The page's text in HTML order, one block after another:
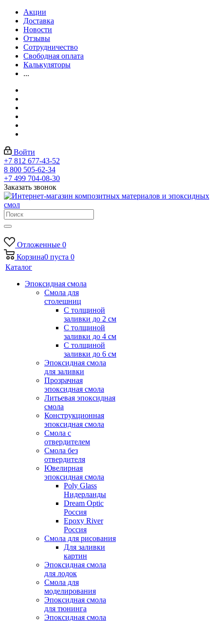
Акции
Доставка
Новости
Отзывы
Сотрудничество
Свободная оплата
Калькуляторы
...
Войти
+7 812 677-43-52
8 800 505-62-34
+7 499 704-08-30
Заказать звонок
Отложенные 0
Корзина0 пуста 0
Каталог
Эпоксидная смола
Смола для
столешниц
С толщиной
заливки до 2 см
С толщиной
заливки до 4 см
С толщиной
заливки до 6 см
Эпоксидная смола
для заливки
Прозрачная
эпоксидная смола
Литьевая эпоксидная
смола
Конструкционная
эпоксидная смола
Смола с
отвердителем
Смола без
отвердителя
Ювелирная
эпоксидная смола
Poly Glass
Нидерланды
Dream Optic
Россия
Epoxy River
Россия
Смола для рисования
Для заливки
картин
Эпоксидная смола
для лодок
Смола для
моделирования
Эпоксидная смола
для тюнинга
Эпоксидная смола